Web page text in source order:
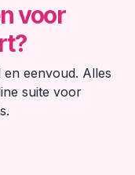
voor
eenvoud. Alles
suite voor